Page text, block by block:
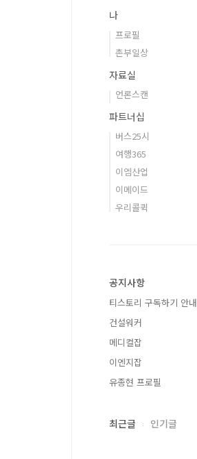
나
프로필
촌부일상
자료실
언론스캔
파트너십
버스25시
여행365
이엠산업
이메이드
우리콜퀵
공지사항
티스토리 구독하기 안내
건설워커
메디컬잡
이엔지잡
유종현 프로필
최근글 인기글